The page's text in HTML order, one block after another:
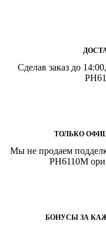
Сделав заказ до
ТОЛЬКО
Мы не продаем
PH6110M
БОНУСЫ ЗА